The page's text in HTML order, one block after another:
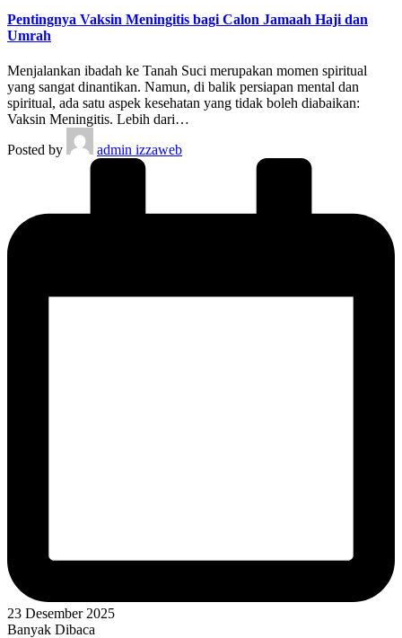
Pentingnya Vaksin Meningitis bagi Calon Jamaah Haji dan
Umrah
Menjalankan ibadah ke Tanah Suci merupakan momen spiritual
yang sangat dinantikan. Namun, di balik persiapan mental dan
spiritual, ada satu aspek kesehatan yang tidak boleh diabaikan:
Vaksin Meningitis. Lebih dari…
Posted by
admin izzaweb
23 Desember 2025
Banyak Dibaca